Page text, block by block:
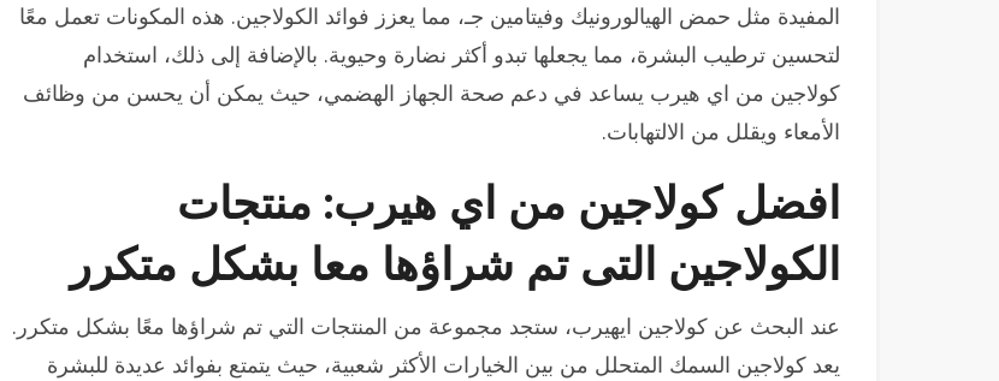
المفيدة مثل حمض الهيالورونيك وفيتامين جـ، مما يعزز فوائد الكولاجين. هذه المكونات تعمل معًا
لتحسين ترطيب البشرة، مما يجعلها تبدو أكثر نضارة وحيوية. بالإضافة إلى ذلك، استخدام
كولاجين من اي هيرب يساعد في دعم صحة الجهاز الهضمي، حيث يمكن أن يحسن من وظائف
الأمعاء ويقلل من الالتهابات.
افضل كولاجين من اي هيرب: منتجات
الكولاجين التى تم شراؤها معا بشكل متكرر
عند البحث عن كولاجين ايهيرب، ستجد مجموعة من المنتجات التي تم شراؤها معًا بشكل متكرر.
يعد كولاجين السمك المتحلل من بين الخيارات الأكثر شعبية، حيث يتمتع بفوائد عديدة للبشرة